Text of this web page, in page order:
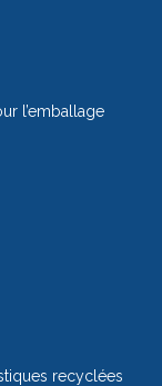
l’emballage​
recyclées